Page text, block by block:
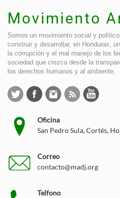
Movimiento
Somos un movimiento social y
construir y desarrollar, en Honduras,
la corrupción y el mal manejo de los
sociedad que crezca desde la
los derechos humanos y al ambiente.
Oficina
San Pedro Sula, Cortés,
Correo
contacto@madj.org
Telfono